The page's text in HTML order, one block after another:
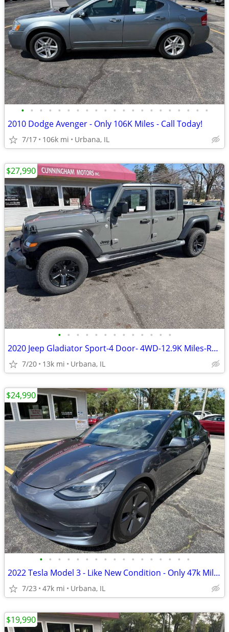
• • • • • • • • • • • • • • • • • • • • •
2010 Dodge Avenger - Only 106K Miles - Call Today!
7/17 106k mi Urbana, IL
• • • • • • • • • • • • •
2020 Jeep Gladiator Sport-4 Door- 4WD-12.9K Miles-Reduced Price!
7/20 13k mi Urbana, IL
$27,990
• • • • • • • • • • • • • • • • •
2022 Tesla Model 3 - Like New Condition - Only 47k Miles!
7/23 47k mi Urbana, IL
$24,990
$19,990